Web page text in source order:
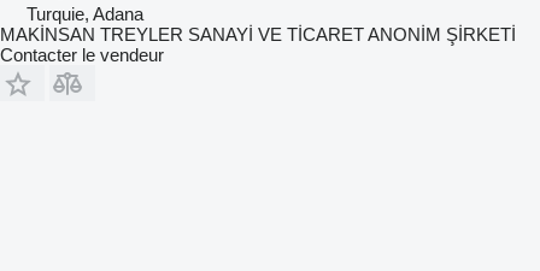
Turquie, Adana
MAKİNSAN TREYLER SANAYİ VE TİCARET ANONİM ŞİRKETİ
Contacter le vendeur